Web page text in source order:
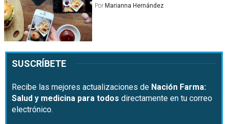
Por Marianna Hernández
SUSCRÍBETE
Recibe las mejores actualizaciones de Nación Farma:
Salud y medicina para todos directamente en tu correo
electrónico.